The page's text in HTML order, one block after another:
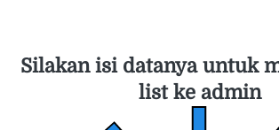
Silakan isi datanya untuk
list ke admin